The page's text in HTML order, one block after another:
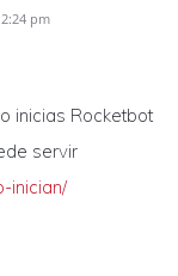
pm
inicias Rocketbot
servir
inician/